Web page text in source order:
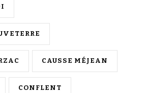
CAUSSE MÉJEAN
CONFLENT